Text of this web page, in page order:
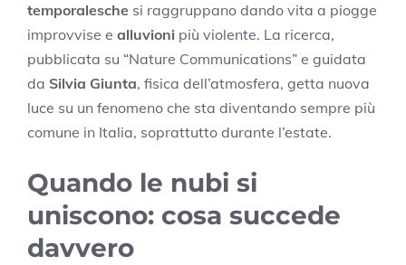
temporalesche si raggruppano dando vita a piogge
improvvise e alluvioni più violente. La ricerca,
pubblicata su “Nature Communications” e guidata
da Silvia Giunta, fisica dell’atmosfera, getta nuova
luce su un fenomeno che sta diventando sempre più
comune in Italia, soprattutto durante l’estate.
Quando le nubi si
uniscono: cosa succede
davvero